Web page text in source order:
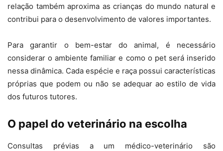
relação também aproxima as crianças do mundo natural e
contribui para o desenvolvimento de valores importantes.
Para garantir o bem-estar do animal, é necessário
considerar o ambiente familiar e como o pet será inserido
nessa dinâmica. Cada espécie e raça possui características
próprias que podem ou não se adequar ao estilo de vida
dos futuros tutores.
O papel do veterinário na escolha
Consultas prévias a um médico-veterinário são